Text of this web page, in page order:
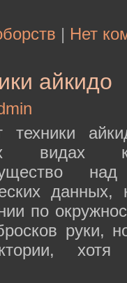
| Нет
айкидо
техники
видах
данных,
по
руки,